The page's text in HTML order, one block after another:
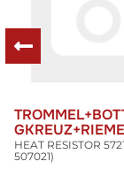
PS 50
HEAT RESISTOR
507021)